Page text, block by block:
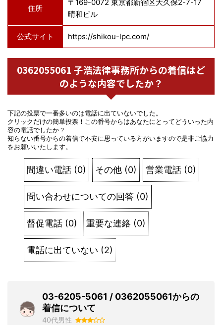
住所
〒169-0072 東京都新宿区大久保2-7-17
晴和ビル
公式サイト https://shikou-lpc.com/
0362055061 子浩法律事務所からの着信はど
のような内容でしたか？
下記の投票で一番多いのは電話に出ていないでした。
クリックだけの簡単投票！この番号からはあなたにとってどういった内
容の電話でしたか？
知らない番号からの着信で不安に思っている方がいますので是非ご協力
をお願いいたします。
間違い電話 (0) その他 (0) 営業電話 (0)
問い合わせについての回答 (0)
督促電話 (0) 重要な連絡 (0)
電話に出ていない (2)
03-6205-5061 / 0362055061からの
着信について
40代男性